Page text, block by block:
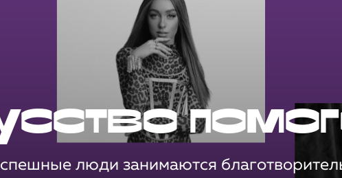
люди занимаются